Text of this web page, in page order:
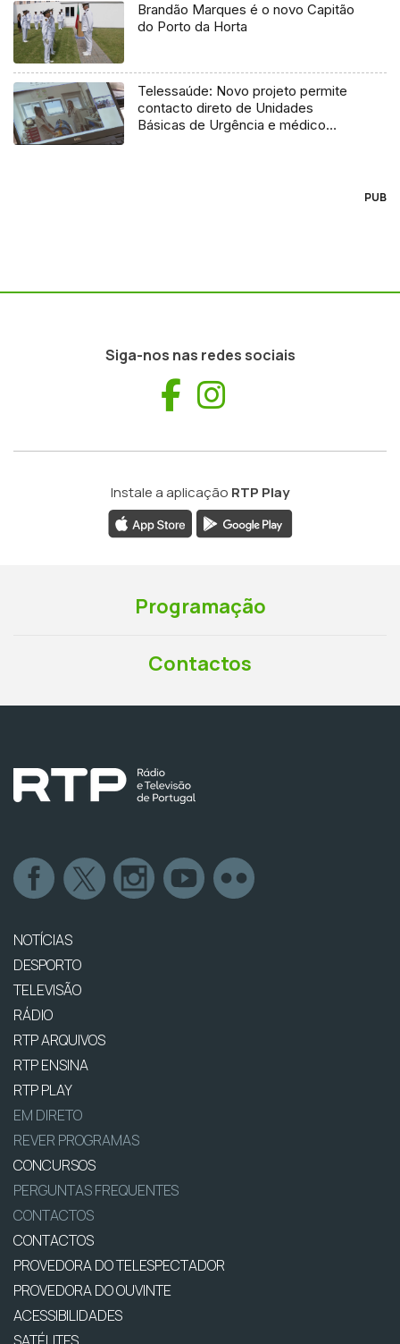
Brandão Marques é o novo Capitão
do Porto da Horta
Telessaúde: Novo projeto permite
contacto direto de Unidades
Básicas de Urgência e médico
PUB
Siga-nos nas redes sociais
Facebook
Instale a aplicação RTP Play
Programação
Contactos
NOTÍCIAS
DESPORTO
TELEVISÃO
RÁDIO
RTP ARQUIVOS
RTP ENSINA
RTP PLAY
EM DIRETO
REVER PROGRAMAS
CONCURSOS
PERGUNTAS FREQUENTES
CONTACTOS
CONTACTOS
PROVEDORA DO TELESPECTADOR
PROVEDORA DO OUVINTE
ACESSIBILIDADES